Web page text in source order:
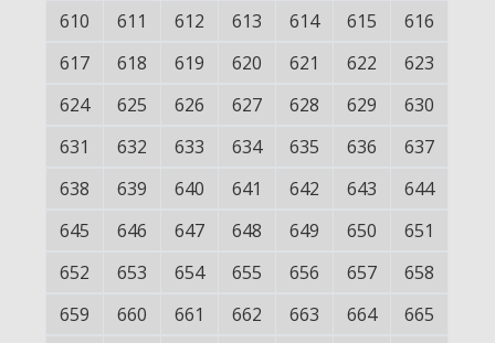
610
611 612 613 614 615
616
617
618 619 620 621 622
623
624
625 626 627 628 629
630
631
632 633 634 635 636
637
638
639 640 641 642 643
644
645
646 647 648 649 650
651
652
653 654 655 656 657
658
659
660 661 662 663 664
665